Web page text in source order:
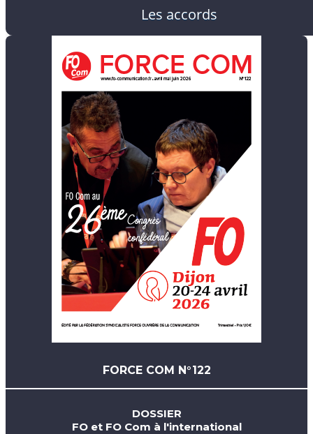
Les accords
FORCE COM N°122
DOSSIER
FO et FO Com à l'international